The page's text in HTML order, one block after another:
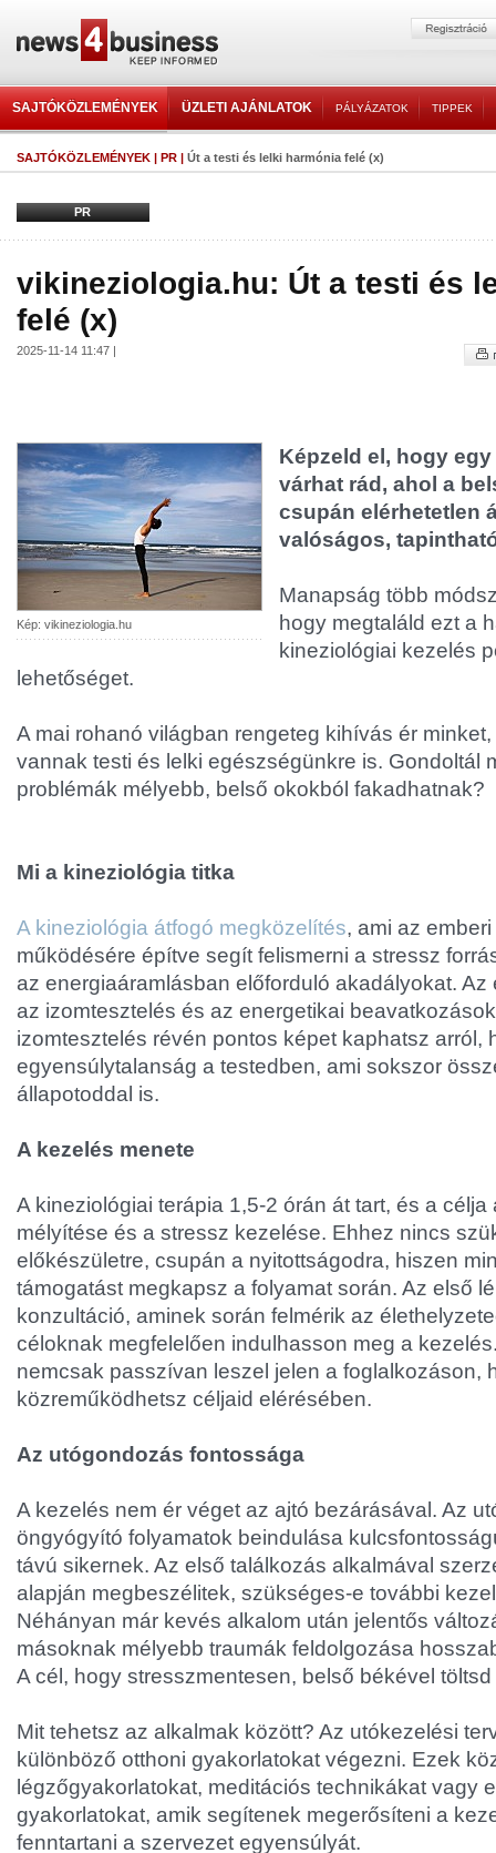
SAJTÓKÖZLEMÉNYEK ÜZLETI AJÁNLATOK PÁLYÁZATOK TIPPEK
SAJTÓKÖZLEMÉNYEK | PR | Út a testi és lelki harmónia felé (x)
PR
vikineziologia.hu: Út a testi és
felé (x)
2025-11-14 11:47 |
Kép: vikineziologia.hu
Képzeld el, hogy
várhat rád, ahol a
csupán elérhetetlen
valóságos,
Manapság több
hogy megtaláld ezt a
kineziológiai kezelés
lehetőséget.
A mai rohanó világban rengeteg kihívás ér
vannak testi és lelki egészségünkre is. Gondoltál
problémák mélyebb, belső okokból fakadhatnak?
Mi a kineziológia titka
A kineziológia átfogó megközelítés, ami az
működésére építve segít felismerni a stressz
az energiaáramlásban előforduló akadályokat.
az izomtesztelés és az energetikai
izomtesztelés révén pontos képet kaphatsz arról,
egyensúlytalanság a testedben, ami sokszor
állapotoddal is.
A kezelés menete
A kineziológiai terápia 1,5-2 órán át tart, és a célja
mélyítése és a stressz kezelése. Ehhez nincs
előkészületre, csupán a nyitottságodra, hiszen
támogatást megkapsz a folyamat során. Az első
konzultáció, aminek során felmérik az
céloknak megfelelően indulhasson meg a
nemcsak passzívan leszel jelen a foglalkozáson,
közreműködhetsz céljaid elérésében.
Az utógondozás fontossága
A kezelés nem ér véget az ajtó bezárásával. Az
öngyógyító folyamatok beindulása
távú sikernek. Az első találkozás alkalmával
alapján megbeszélitek, szükséges-e további
Néhányan már kevés alkalom után jelentős
másoknak mélyebb traumák feldolgozása
A cél, hogy stresszmentesen, belső békével
Mit tehetsz az alkalmak között? Az utókezelési
különböző otthoni gyakorlatokat végezni. Ezek
légzőgyakorlatokat, meditációs technikákat vagy
gyakorlatokat, amik segítenek megerősíteni a
fenntartani a szervezet egyensúlyát.